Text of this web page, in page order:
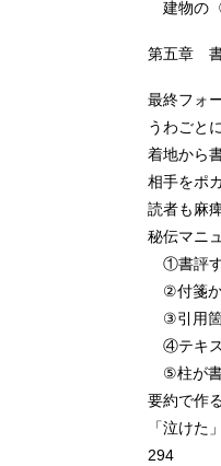
建物の
第五章
最終フォ
うわごと
着地から
相手をポ
読者も麻
秘伝マニ
①書評す
②付箋か
③引用箇
④テキス
⑤柱が書
要約で作
「泣け
294